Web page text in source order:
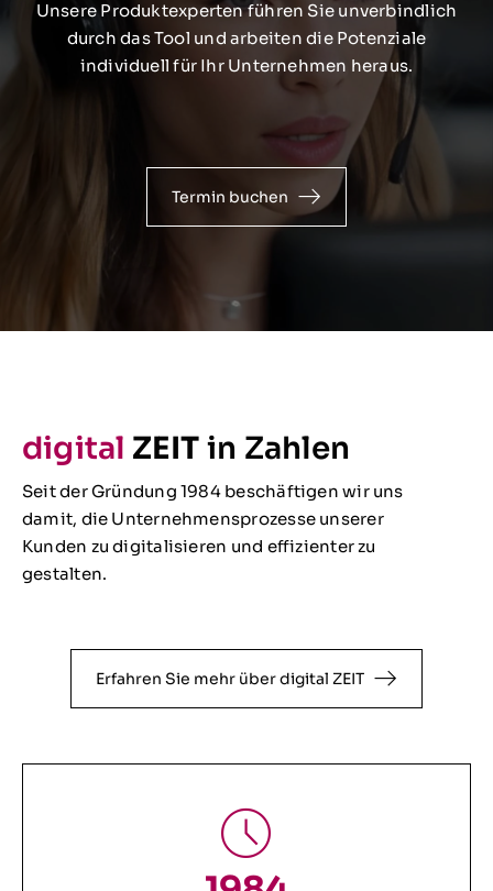
Unsere Produktexperten führen Sie unverbindlich
durch das Tool und arbeiten die Potenziale
individuell für Ihr Unternehmen heraus.
Termin buchen
digital ZEIT in Zahlen
Seit der Gründung 1984 beschäftigen wir uns
damit, die Unternehmensprozesse unserer
Kunden zu digitalisieren und effizienter zu
gestalten.
Erfahren Sie mehr über digital ZEIT